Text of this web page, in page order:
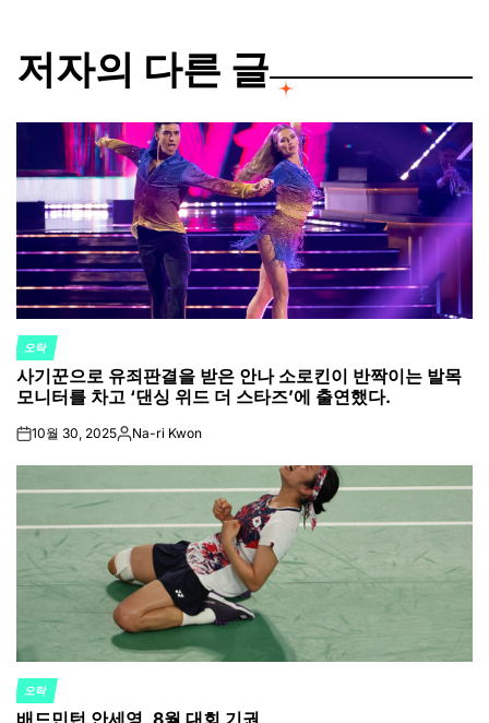
저자의 다른 글
POSTED
IN
오락
사기꾼으로 유죄판결을 받은 안나 소로킨이 반짝이는 발목
모니터를 차고 ‘댄싱 위드 더 스타즈’에 출연했다.
on10월 30, 2025Posted
Na-ri Kwon
POSTED
IN
오락